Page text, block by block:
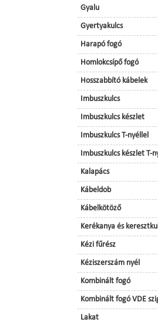
Gyalu
Gyertyakulcs
Harapó fogó
Homlokcsípő fogó
Hosszabbító kábelek
Imbuszkulcs
Imbuszkulcs készlet
Imbuszkulcs T-nyéllel
Imbuszkulcs készlet T-
Kalapács
Kábeldob
Kábelkötöző
Kerékanya és
Kézi fűrész
Kéziszerszám nyél
Kombinált fogó
Kombinált fogó VDE
Lakat